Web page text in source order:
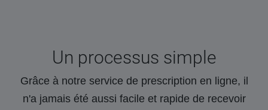
Un processus simple
Grâce à notre service de prescription en ligne, il
n'a jamais été aussi facile et rapide de recevoir